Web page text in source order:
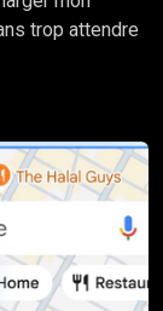
trop attendre